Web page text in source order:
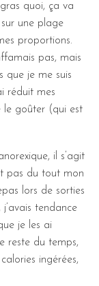
quoi, ça va
une plage
proportions.
pas, mais
que je me suis
réduit mes
le goûter (qui est
il s’agit
pas du tout mon
lors de sorties
j’avais tendance
je les ai
reste du temps,
ingérées,